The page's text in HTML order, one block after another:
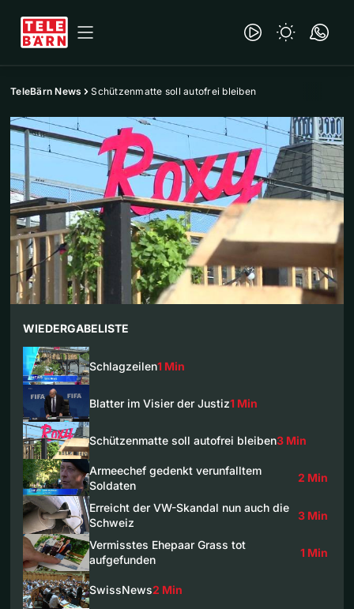
TeleBärn News Schützenmatte soll autofrei bleiben
WIEDERGABELISTE
Schlagzeilen1 Min
Blatter im Visier der Justiz1 Min
Schützenmatte soll autofrei bleiben3 Min
Armeechef gedenkt verunfalltem
Soldaten
2 Min
Erreicht der VW-Skandal nun auch die
Schweiz
3 Min
Vermisstes Ehepaar Grass tot
aufgefunden
1 Min
SwissNews2 Min